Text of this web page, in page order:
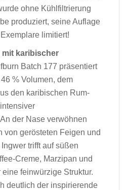
ohne Kühlfiltrierung
produziert, seine Auflage
limitiert!
mit karibischer
Batch 177 präsentiert
% Volumen, dem
den karibischen Rum-
der Nase verwöhnen
von gerösteten Feigen und
trifft auf süßen
Creme, Marzipan und
feinwürzige Struktur.
deutlich der inspirierende